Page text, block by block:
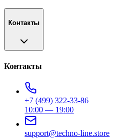
Контакты
Контакты
+7 (499) 322-33-86
10:00 — 19:00
support@techno-line.store